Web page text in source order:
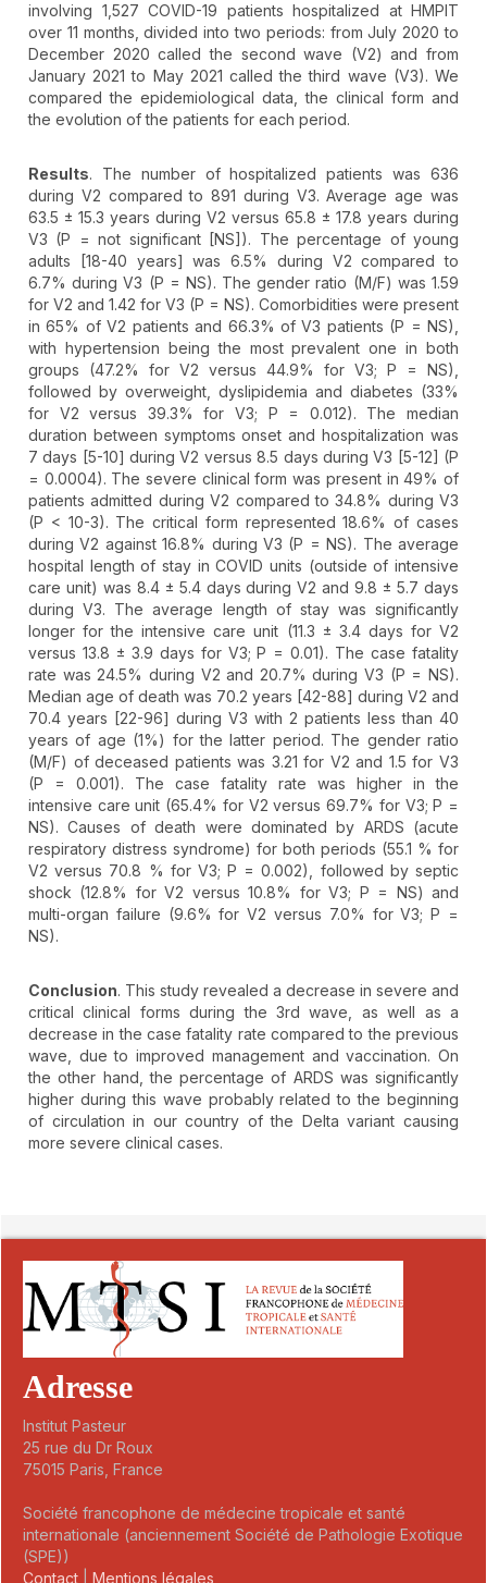
involving 1,527 COVID-19 patients hospitalized at HMPIT
over 11 months, divided into two periods: from July 2020 to
December 2020 called the second wave (V2) and from
January 2021 to May 2021 called the third wave (V3). We
compared the epidemiological data, the clinical form and
the evolution of the patients for each period.
Results. The number of hospitalized patients was 636
during V2 compared to 891 during V3. Average age was
63.5 ± 15.3 years during V2 versus 65.8 ± 17.8 years during
V3 (P = not significant [NS]). The percentage of young
adults [18-40 years] was 6.5% during V2 compared to
6.7% during V3 (P = NS). The gender ratio (M/F) was 1.59
for V2 and 1.42 for V3 (P = NS). Comorbidities were present
in 65% of V2 patients and 66.3% of V3 patients (P = NS),
with hypertension being the most prevalent one in both
groups (47.2% for V2 versus 44.9% for V3; P = NS),
followed by overweight, dyslipidemia and diabetes (33%
for V2 versus 39.3% for V3; P = 0.012). The median
duration between symptoms onset and hospitalization was
7 days [5-10] during V2 versus 8.5 days during V3 [5-12] (P
= 0.0004). The severe clinical form was present in 49% of
patients admitted during V2 compared to 34.8% during V3
(P < 10-3). The critical form represented 18.6% of cases
during V2 against 16.8% during V3 (P = NS). The average
hospital length of stay in COVID units (outside of intensive
care unit) was 8.4 ± 5.4 days during V2 and 9.8 ± 5.7 days
during V3. The average length of stay was significantly
longer for the intensive care unit (11.3 ± 3.4 days for V2
versus 13.8 ± 3.9 days for V3; P = 0.01). The case fatality
rate was 24.5% during V2 and 20.7% during V3 (P = NS).
Median age of death was 70.2 years [42-88] during V2 and
70.4 years [22-96] during V3 with 2 patients less than 40
years of age (1%) for the latter period. The gender ratio
(M/F) of deceased patients was 3.21 for V2 and 1.5 for V3
(P = 0.001). The case fatality rate was higher in the
intensive care unit (65.4% for V2 versus 69.7% for V3; P =
NS). Causes of death were dominated by ARDS (acute
respiratory distress syndrome) for both periods (55.1 % for
V2 versus 70.8 % for V3; P = 0.002), followed by septic
shock (12.8% for V2 versus 10.8% for V3; P = NS) and
multi-organ failure (9.6% for V2 versus 7.0% for V3; P =
NS).
Conclusion. This study revealed a decrease in severe and
critical clinical forms during the 3rd wave, as well as a
decrease in the case fatality rate compared to the previous
wave, due to improved management and vaccination. On
the other hand, the percentage of ARDS was significantly
higher during this wave probably related to the beginning
of circulation in our country of the Delta variant causing
more severe clinical cases.
Adresse
Institut Pasteur
25 rue du Dr Roux
75015 Paris, France
Société francophone de médecine tropicale et santé
internationale (anciennement Société de Pathologie Exotique
(SPE))
Contact
Mentions légales